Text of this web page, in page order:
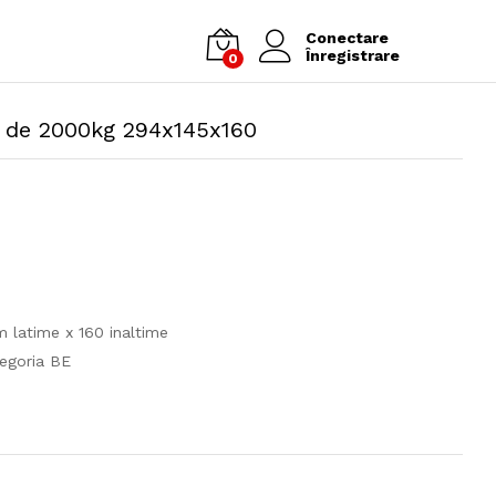
0
Conectare
Înregistrare
2000kg 294x145x160
latime x 160 inaltime
BE